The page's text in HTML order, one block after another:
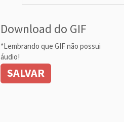
Download do GIF
*Lembrando que GIF não possui
áudio!
SALVAR